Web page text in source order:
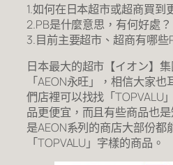
1.如何在日本超市或超商買到
2.PB是什麼意思，有何好處？
3.目前主要超市、超商有哪些
日本最大的超市【イオン】
「AEON永旺」，相信大家
們店裡可以找找「TOPVALU
品更便宜，而且有些商品也
是AEON系列的商店大部份都
「TOPVALU」字樣的商品。